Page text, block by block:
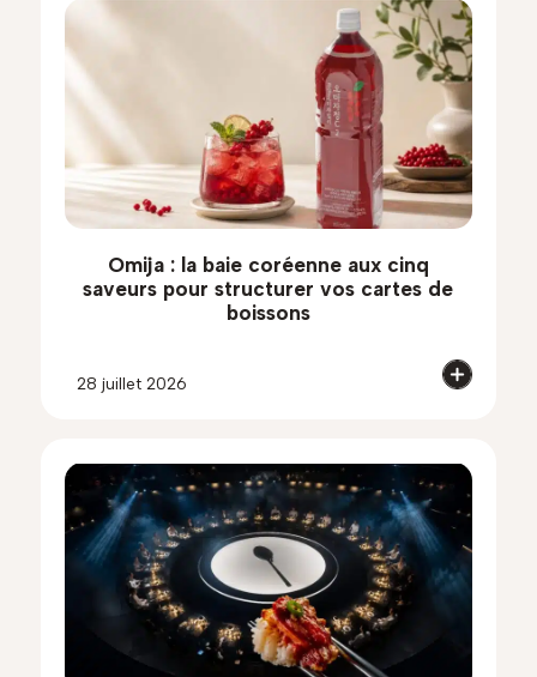
Omija : la baie coréenne aux cinq
saveurs pour structurer vos cartes de
boissons
28 juillet 2026